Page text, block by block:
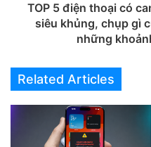
đang là thuê bao iCloud
truy cậpCài đặt
>Chuyển
TOP 5 điện thoại có
siêu khủng, chụp gì
những
Related Articles